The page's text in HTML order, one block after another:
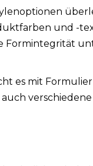
und -
Formintegrität
es mit